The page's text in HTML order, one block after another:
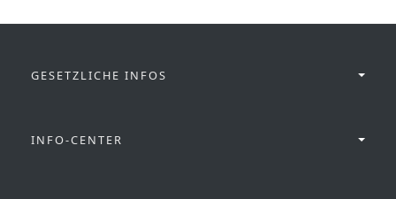
GESETZLICHE INFOS
INFO-CENTER